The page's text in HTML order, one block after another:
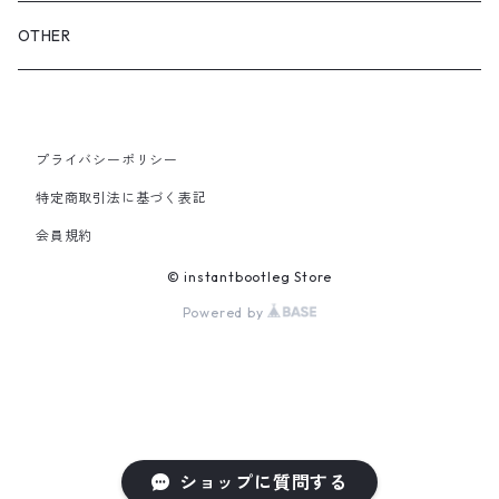
ショップに質問する
GLOVES&SCARF
SHOULDER
SMALL BAG
TOY
PINS& PINBACK
SOX
OTHER
プライバシーポリシー
特定商取引法に基づく表記
会員規約
© instantbootleg Store
Powered by